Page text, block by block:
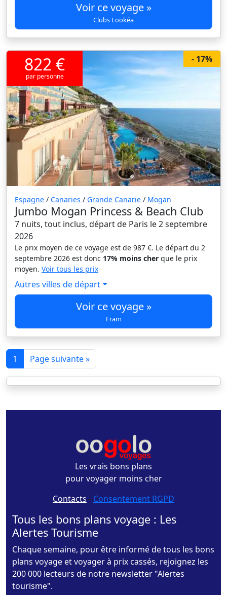
Voir ce voyage »
Clubs Lookéa
- 17%
822 €
par personne
Espagne / Canaries / Grande Canarie / Mogan
Jumbo Mogan Princess & Beach Club
7 nuits, tout inclus, départ de Paris le 2 septembre
2026
Le prix moyen de ce voyage est de 987 €. Le départ du 2
septembre 2026 est donc 17% moins cher que le prix
moyen. Voir tous les prix
Autres villes de départ
Voir ce voyage »
Fram
1 Page suivante »
Les vrais bons plans
pour voyager moins cher
Contacts - Consentement RGPD
Tous les bons plans voyage : Les
Alertes Tourisme
Chaque semaine, pour être informé de tous les bons
plans voyage et voyager à prix cassés, rejoignez les
200 000 lecteurs de notre newsletter "Alertes
tourisme".